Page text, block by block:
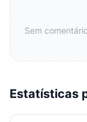
Sem
Estatísticas